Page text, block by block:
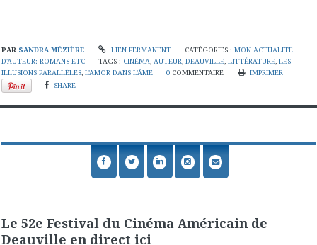
PAR SANDRA MÉZIÈRE LIEN PERMANENT CATÉGORIES :MON ACTUALITE
D'AUTEUR: ROMANS ETC
TAGS : CINÉMA,AUTEUR,DEAUVILLE,LITTÉRATURE,LES
ILLUSIONS PARALLÈLES, L'AMOR DANS L'ÂME 0 COMMENTAIRE
IMPRIMER
SHARE
Le 52e Festival du Cinéma Américain de
Deauville en direct ici